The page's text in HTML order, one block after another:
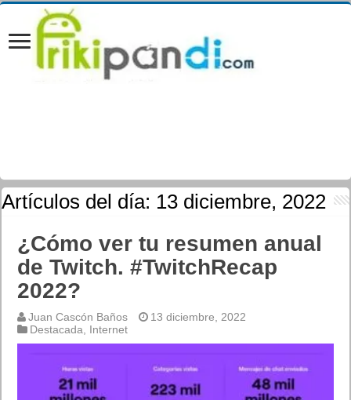
Artículos del día: 13 diciembre, 2022
¿Cómo ver tu resumen anual
de Twitch. #TwitchRecap
2022?
Juan Cascón Baños
13 diciembre, 2022
Destacada
Internet